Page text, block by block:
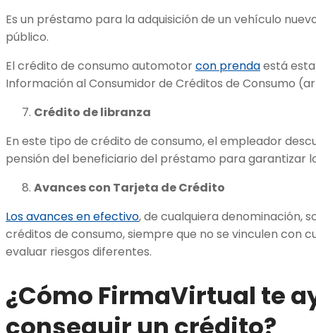
Es un préstamo para la adquisición de un vehículo
público.
El crédito de consumo automotorcon prendaestá
Información al Consumidor de Créditos de Consumo
Crédito de libranza
En este tipo de crédito de consumo, el empleador
pensión del beneficiario del préstamo para garantizar
Avances con Tarjeta de Crédito
Los avances en efectivo, de cualquiera denominación,
créditos de consumo, siempre que no se vinculen con
evaluar riesgos diferentes.
¿Cómo FirmaVirtual te